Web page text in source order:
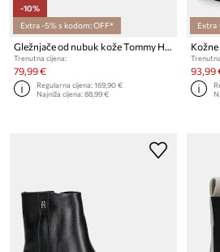
-10%
Extra -5% s kodom: OFF*
Trenutna cijena:
79,99 €
Regularna cijena:169,90 €
Najniža cijena:88,99 €
Extra
93,99